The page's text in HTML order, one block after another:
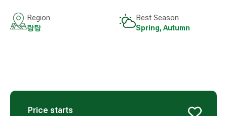
Region
랑탕
Best Season
Spring, Autumn
Price starts